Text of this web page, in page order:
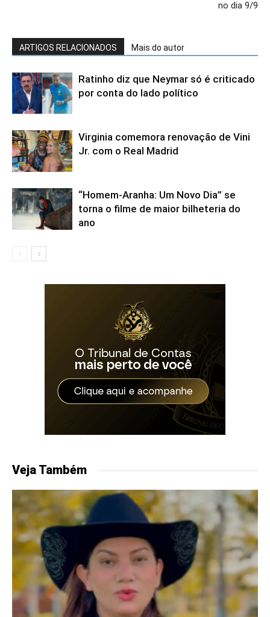
no dia 9/9
ARTIGOS RELACIONADOS Mais do autor
Ratinho diz que Neymar só é criticado
por conta do lado político
Virginia comemora renovação de Vini
Jr. com o Real Madrid
“Homem-Aranha: Um Novo Dia” se
torna o filme de maior bilheteria do
ano
Veja Também